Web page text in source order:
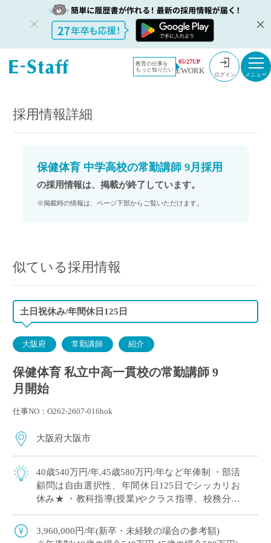
教育の仕事を
もっと知りたい
05/27UP
EWORK ログイン
教員採用情
報のイー・
採用情報
保健体育 中学高校の常勤講師 9月採用
採用情報詳細
保健体育 中学高校の常勤講師 9月採用
の採用情報は、掲載が終了しています。
※掲載時の情報は、ページ下部からご覧いただけます。
似ている採用情報
土日祝休み/年間休日125日
大阪府 常勤講師 紹介
保健体育 私立中高一貫校の常勤講師 9
月開始
仕事NO：O262-2607-016hok
大阪府大阪市
40歳540万円/年,45歳580万円/年など年俸制 ・部活
顧問は自由選択性、年間休日125日でシッカリお
休み★ ・教科指導(授業)やクラス指導、校務分掌
チェンジなど教員初め […]
3,960,000円/年(新卒・未経験の場合の参考額)